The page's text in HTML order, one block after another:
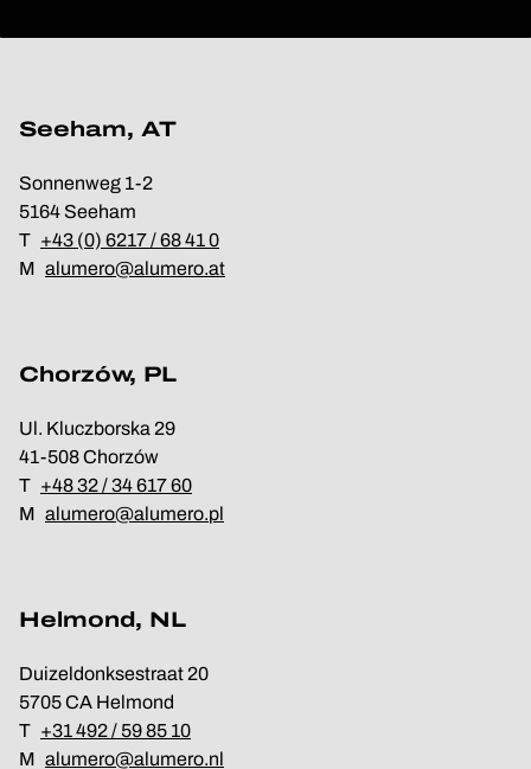
Seeham, AT
Sonnenweg 1-2
5164 Seeham
T +43 (0) 6217 / 68 41 0
M alumero@alumero.at
Chorzów, PL
Ul. Kluczborska 29
41-508 Chorzów
T +48 32 / 34 617 60
M alumero@alumero.pl
Helmond, NL
Duizeldonksestraat 20
5705 CA Helmond
T +31 492 / 59 85 10
M alumero@alumero.nl